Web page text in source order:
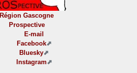
Région Gascogne
Prospective
E-mail
Facebook
Bluesky
Instagram